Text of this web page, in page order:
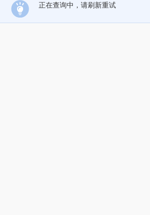
正在查询中，请刷新重试